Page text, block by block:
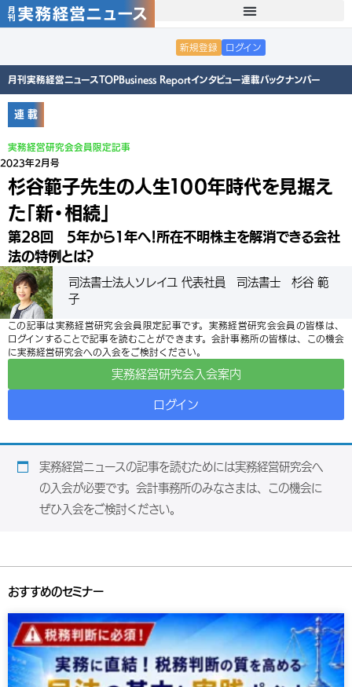
新規登録 ログイン
月刊実務経営ニュースTOPBusiness Reportインタビュー連載バックナンバー
連 載
実務経営研究会会員限定記事
2023年2月号
杉谷範子先生の人生１００年時代を見据え
た「新・相続」
第28回 5年から1年へ！所在不明株主を解消できる会社
法の特例とは？
司法書士法人ソレイユ 代表社員 司法書士 杉谷 範
子
この記事は実務経営研究会会員限定記事です。実務経営研究会会員の皆様は、
ログインすることで記事を読むことができます。会計事務所の皆様は、この機会
に実務経営研究会への入会をご検討ください。
実務経営研究会入会案内
ログイン
実務経営ニュースの記事を読むためには実務経営研究会へ
の入会が必要です。会計事務所のみなさまは、この機会に
ぜひ入会をご検討ください。
おすすめのセミナー